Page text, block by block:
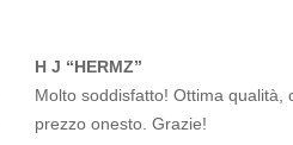
H J “HERMZ”
Molto soddisfatto! Ottima qualità,
prezzo onesto. Grazie!